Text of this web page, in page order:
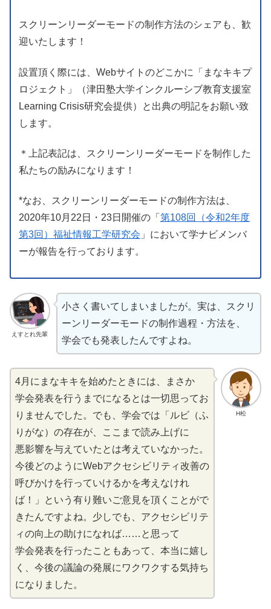
スクリーンリーダーモードの制作方法のシェアも、歓
迎いたします！
設置頂く際には、Webサイトのどこかに「まなキキプ
ロジェクト」（津田塾大学インクルーシブ教育支援室
Learning Crisis研究会提供）と出典の明記をお願い致
します。
＊上記表記は、スクリーンリーダーモードを制作した
私たちの励みになります！
*なお、スクリーンリーダーモードの制作方法は、
2020年10月22日・23日開催の「 第108回（令和2年度
第3回）福祉情報工学研究会 」において学ナビメンバ
ーが報告を行っております。
えすとれ先輩
小さく 書いてしまいましたが。 実は、スクリ
ーンリーダーモードの制作過程 ・ 方法を、
学会でも発表 したんですよね。
H松
4月 にまなキキを始めたときには、まさか
学会発表を行うまでになるとは一切思ってお
りませんでした。でも、 学会では「ルビ（ふ
りがな）の存在が、ここまで読み 上げに
悪影響を与えていたとは考えていなかった。
今後どのようにWebアクセシビリティ改善の
呼びかけを行っていけるかを考えなけれ
ば！」という 有り 難いご意見を頂 くことがで
きたんですよね。 少しでも、アクセシビリテ
ィの向上の助けになれば……と 思って
学会発表を行ったこともあって、 本当に嬉し
く、 今後の議論の発展にワクワクする気持ち
になりました。